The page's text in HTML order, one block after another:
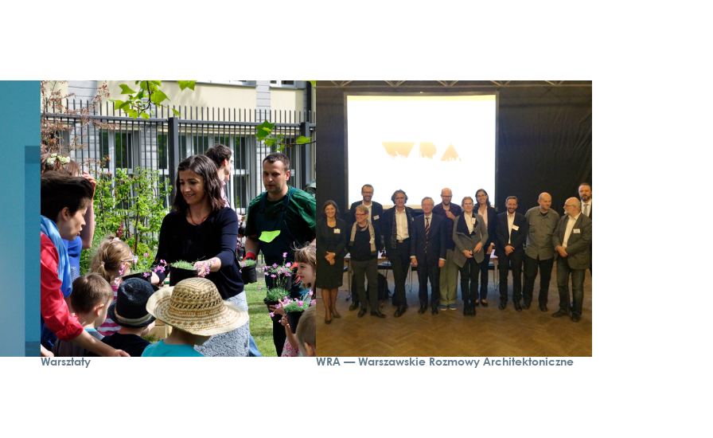
niem, w jaki
> O pro­jek­cie
(AWO Witt­stock)
Warsztaty WRA — Warszawskie Rozmowy Architektoniczne